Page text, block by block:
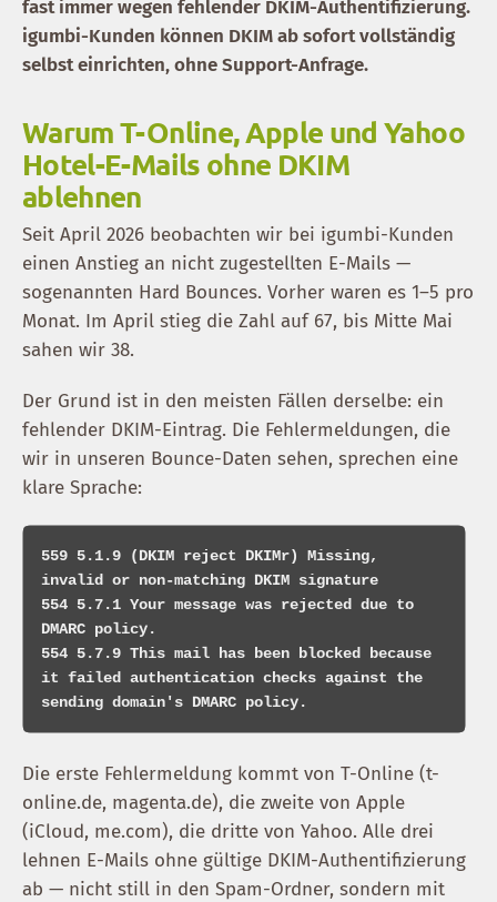
fast immer wegen fehlender DKIM-Authentifizierung.
igumbi-Kunden können DKIM ab sofort vollständig
selbst einrichten, ohne Support-Anfrage.
Warum T-Online, Apple und Yahoo
Hotel-E-Mails ohne DKIM
ablehnen
Seit April 2026 beobachten wir bei igumbi-Kunden
einen Anstieg an nicht zugestellten E-Mails —
sogenannten Hard Bounces. Vorher waren es 1–5 pro
Monat. Im April stieg die Zahl auf 67, bis Mitte Mai
sahen wir 38.
Der Grund ist in den meisten Fällen derselbe: ein
fehlender DKIM-Eintrag. Die Fehlermeldungen, die
wir in unseren Bounce-Daten sehen, sprechen eine
klare Sprache:
559 5.1.9 (DKIM reject DKIMr) Missing,
invalid or non-matching DKIM signature
554 5.7.1 Your message was rejected due to
DMARC policy.
554 5.7.9 This mail has been blocked because
it failed authentication checks against the
Die erste Fehlermeldung kommt von T-Online (t-
online.de, magenta.de), die zweite von Apple
(iCloud, me.com), die dritte von Yahoo. Alle drei
lehnen E-Mails ohne gültige DKIM-Authentifizierung
ab — nicht still in den Spam-Ordner, sondern mit